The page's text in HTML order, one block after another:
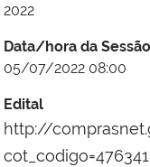
2022
Data/hora da Sessão
05/07/2022 08:00
Edital
http://